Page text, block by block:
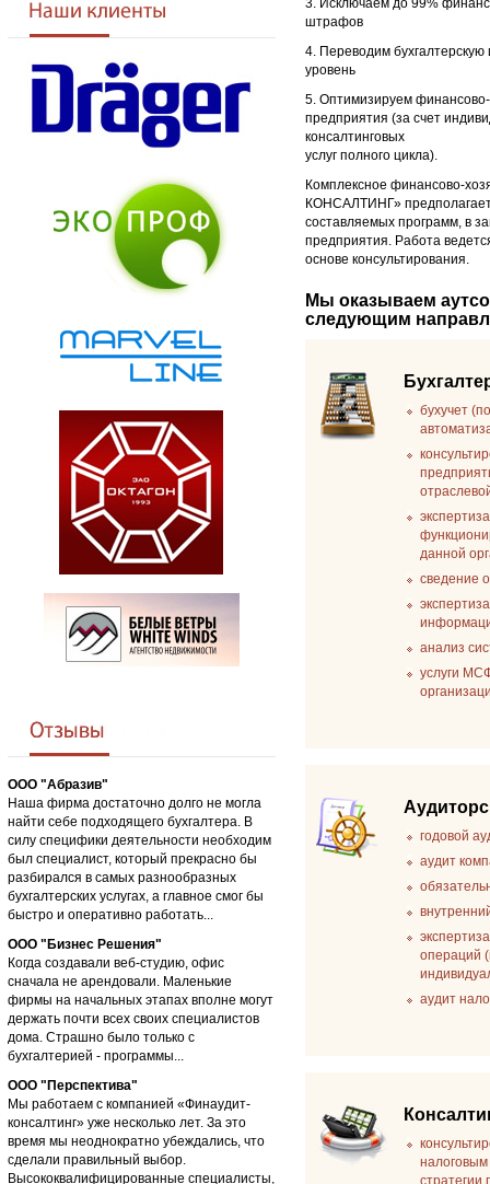
ООО "Абразив"
Наша фирма достаточно долго не могла
найти себе подходящего бухгалтера. В
силу специфики деятельности необходим
был специалист, который прекрасно бы
разбирался в самых разнообразных
бухгалтерских услугах, а главное смог бы
быстро и оперативно работать...
ООО "Бизнес Решения"
Когда создавали веб-студию, офис
сначала не арендовали. Маленькие
фирмы на начальных этапах вполне могут
держать почти всех своих специалистов
дома. Страшно было только с
бухгалтерией - программы...
ООО "Перспектива"
Мы работаем с компанией «Финаудит-
консалтинг» уже несколько лет. За это
время мы неоднократно убеждались, что
сделали правильный выбор.
Высококвалифицированные специалисты,
3. Исключаем до 99%
штрафов
4. Переводим бухгалтерскую
уровень
5. Оптимизируем финансово-
предприятия (за счет
консалтинговых
услуг полного цикла).
Комплексное финансово-
КОНСАЛТИНГ» предполагает
составляемых программ, в
предприятия. Работа
основе консультирования.
Мы оказываем
следующим
бухучет
данной
сведение
анализ
услуги
годовой
аудит
операций
аудит
налоговым